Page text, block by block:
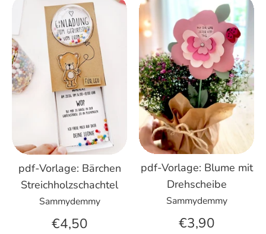
pdf-Vorlage: Bärchen
Streichholzschachtel
Sammydemmy
€4,50
pdf-Vorlage: Blume mit
Drehscheibe
Sammydemmy
€3,90